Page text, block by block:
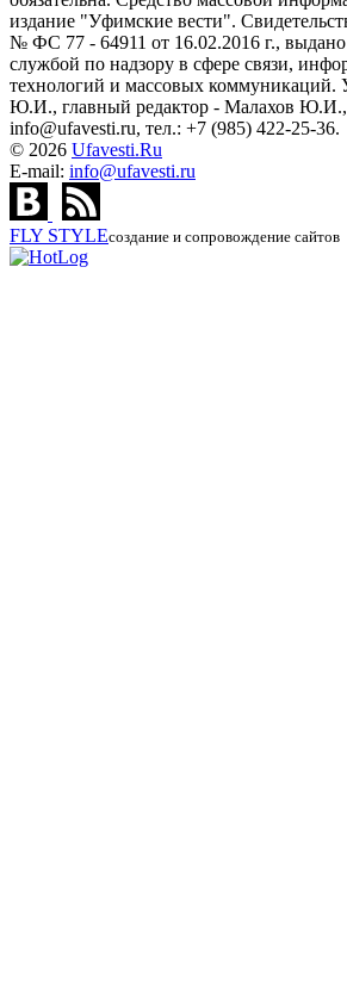
издание "Уфимские вести".
№ ФС 77 - 64911 от 16.02.2016 г.,
службой по надзору в сфере связи,
технологий и массовых коммуникаций.
Ю.И., главный редактор - Малахов Ю.И.,
info@ufavesti.ru, тел.: +7 (985) 422-25-36.
© 2026 Ufavesti.Ru
E-mail: info@ufavesti.ru
FLY STYLEсоздание и сопровождение сайтов